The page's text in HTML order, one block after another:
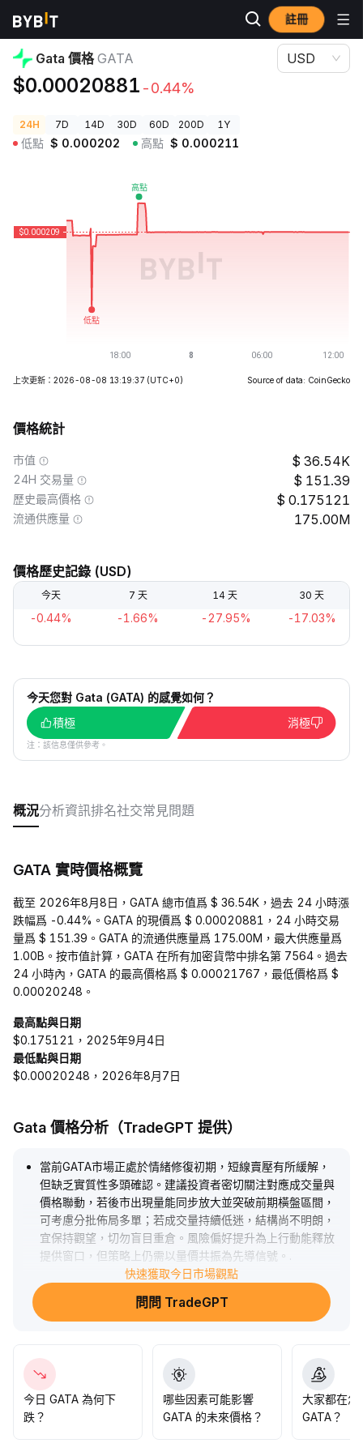
註冊
加密貨幣價格
Gata 價格 GATA
$0.00020881 -0.44%
USD
24H 7D 14D 30D 60D 200D 1Y
低點 $ 0.000202 高點 $ 0.000211
上次更新：2026-08-08 13:19:37 (UTC+0) Source of data: CoinGecko
價格統計
市值 36.54K
24H 交易量 151.39
歷史最高價格 0.175121
流通供應量 175.00M
價格歷史記錄 (USD)
今天 7 天 14 天 30 天
-0.44% -1.66% -27.95% -17.03%
今天您對 Gata (GATA) 的感覺如何？
積極
消極
注：該信息僅供參考。
概況分析資訊排名社交常見問題
GATA 實時價格概覽
截至 2026年8月8日，GATA 總市值爲 $ 36.54K，過去 24 小時漲
跌幅爲 -0.44%。GATA 的現價爲 $ 0.00020881，24 小時交易
量爲 $ 151.39。GATA 的流通供應量爲 175.00M，最大供應量爲
1.00B。按市值計算，GATA 在所有加密貨幣中排名第 7564。過去
24 小時內，GATA 的最高價格爲 $ 0.00021767，最低價格爲 $
0.00020248。
最高點與日期
$0.175121，2025年9月4日
最低點與日期
$0.00020248，2026年8月7日
Gata 價格分析（TradeGPT 提供）
當前GATA市場正處於情緒修復初期，短線賣壓有所緩解，
但缺乏實質性多頭確認。建議投資者密切關注對應成交量與
價格聯動，若後市出現量能同步放大並突破前期橫盤區間，
可考慮分批佈局多單；若成交量持續低迷，結構尚不明朗，
宜保持觀望，切勿盲目重倉。風險偏好提升為上行動能釋放
提供窗口，但策略上仍需以量價共振為先導信號。
快速獲取今日市場觀點
問問 TradeGPT
今日 GATA 為何下
跌？
哪些因素可能影響
GATA 的未來價格？
大家都在怎
GATA？